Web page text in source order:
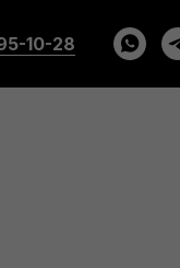
10-28